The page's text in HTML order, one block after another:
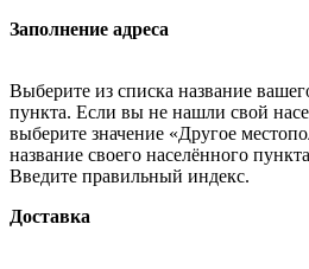
Заполнение адреса
Выберите из списка название
пункта. Если вы не нашли свой
выберите значение «Другое
название своего населённого
Введите правильный индекс.
Доставка